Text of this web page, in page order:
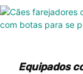
Equipados